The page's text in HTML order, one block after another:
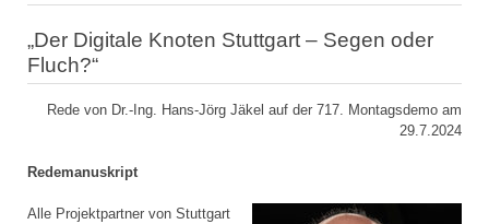
„Der Digitale Knoten Stuttgart – Segen oder
Fluch?“
Rede von Dr.-Ing. Hans-Jörg Jäkel auf der 717. Montagsdemo am
29.7.2024
Redemanuskript
Alle Projektpartner von Stuttgart